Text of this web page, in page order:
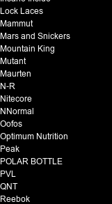
Lock Laces
Mammut
Mars and Snickers
Mountain King
Mutant
Maurten
N-R
Nitecore
NNormal
Oofos
Optimum Nutrition
Peak
POLAR BOTTLE
PVL
QNT
Reebok